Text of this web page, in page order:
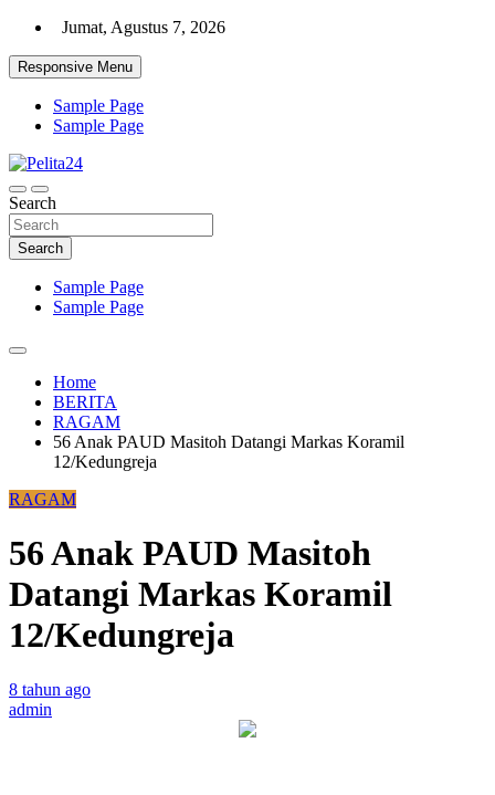
Skip
content
Jumat, Agustus 7, 2026
Responsive Menu
Sample Page
Sample Page
Pelita24
Aktual, Mendalam dan Terpercaya
Search
Search
Sample Page
Sample Page
Home
BERITA
RAGAM
56 Anak PAUD Masitoh Datangi Markas Koramil
12/Kedungreja
RAGAM
56 Anak PAUD Masitoh
Datangi Markas Koramil
12/Kedungreja
8 tahun ago
admin